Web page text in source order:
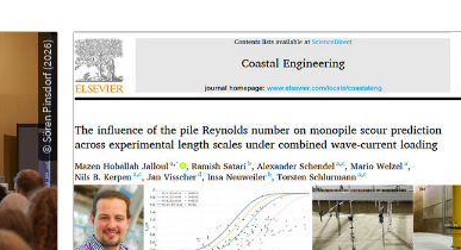
© Sören Pinsdorf (2026)